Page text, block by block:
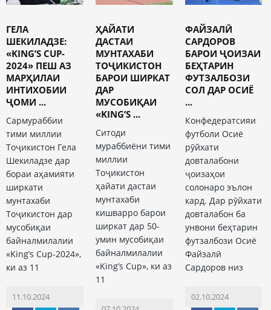
ГЕЛА
ШЕКИЛАДЗЕ:
«KING’S CUP-
2024» ПЕШ АЗ
МАРҲИЛАИ
ИНТИХОБИИ
ҶОМИ ...
Сармураббии
тими миллии
Тоҷикистон Гела
Шекиладзе дар
бораи аҳамияти
ширкати
мунтахаби
Тоҷикистон дар
мусобиқаи
байналмилалии
«King’s Cup-2024»,
ки аз 11
11.10.2024
ҲАЙАТИ
ДАСТАИ
МУНТАХАБИ
ТОҶИКИСТОН
БАРОИ ШИРКАТ
ДАР
МУСОБИҚАИ
«KING’S ...
Ситоди
мураббиёни тими
миллии
Тоҷикистон
ҳайати дастаи
мунтахаби
кишварро барои
ширкат дар 50-
умин мусобиқаи
байналмилалии
«King’s Cup», ки аз
11
ФАЙЗАЛӢ
САРДОРОВ
БАРОИ ҶОИЗАИ
БЕҲТАРИН
ФУТЗАЛБОЗИ
СОЛ ДАР ОСИЁ
...
Конфедератсияи
футболи Осиё
рӯйхати
довталабони
ҷоизаҳои
солонаро эълон
кард. Дар рӯйхати
довталабон ба
унвони беҳтарин
футзалбози Осиё
Файзалӣ
Сардоров низ
02.10.2024